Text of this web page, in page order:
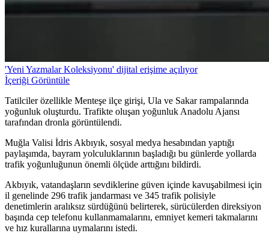
'Yeni Yazmalar Koleksiyonu' dijital erişime açılıyor
İçeriği Görüntüle
Tatilciler özellikle Menteşe ilçe girişi, Ula ve Sakar rampalarında
yoğunluk oluşturdu. Trafikte oluşan yoğunluk Anadolu Ajansı
tarafından dronla görüntülendi.
Muğla Valisi İdris Akbıyık, sosyal medya hesabından yaptığı
paylaşımda, bayram yolculuklarının başladığı bu günlerde yollarda
trafik yoğunluğunun önemli ölçüde arttığını bildirdi.
Akbıyık, vatandaşların sevdiklerine güven içinde kavuşabilmesi için
il genelinde 296 trafik jandarması ve 345 trafik polisiyle
denetimlerin aralıksız sürdüğünü belirterek, sürücülerden direksiyon
başında cep telefonu kullanmamalarını, emniyet kemeri takmalarını
ve hız kurallarına uymalarını istedi.